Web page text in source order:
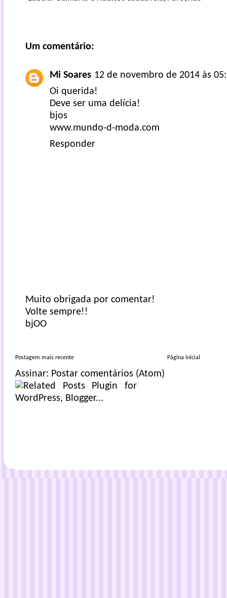
Um comentário:
Mi Soares 12 de novembro de 2014 às
Oi querida!
Deve ser uma delícia!
bjos
www.mundo-d-moda.com
Responder
Muito obrigada por comentar!
Volte sempre!!
bjOO
Postagem mais recente Página inicial
Assinar: Postar comentários (Atom)